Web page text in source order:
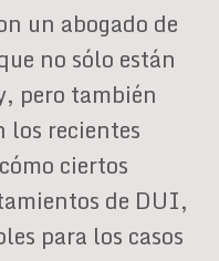
un abogado de
no sólo están
pero también
recientes
ciertos
de DUI,
para los casos